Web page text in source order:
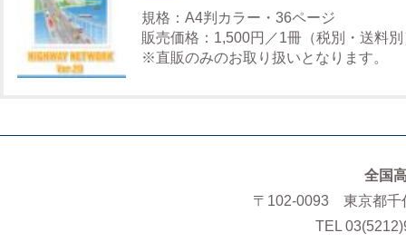
規格：A4判カラー・36ページ
販売価格：1,500円／1冊（税別・送料別
※直販のみのお取り扱いとなります。
全国
〒102-0093 東京都千
TEL